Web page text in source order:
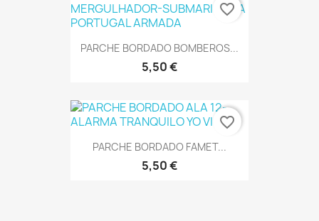
PARCHE BORDADO BOMBEROS...
5,50 €
favorite_border
PARCHE BORDADO FAMET...
5,50 €
favorite_border